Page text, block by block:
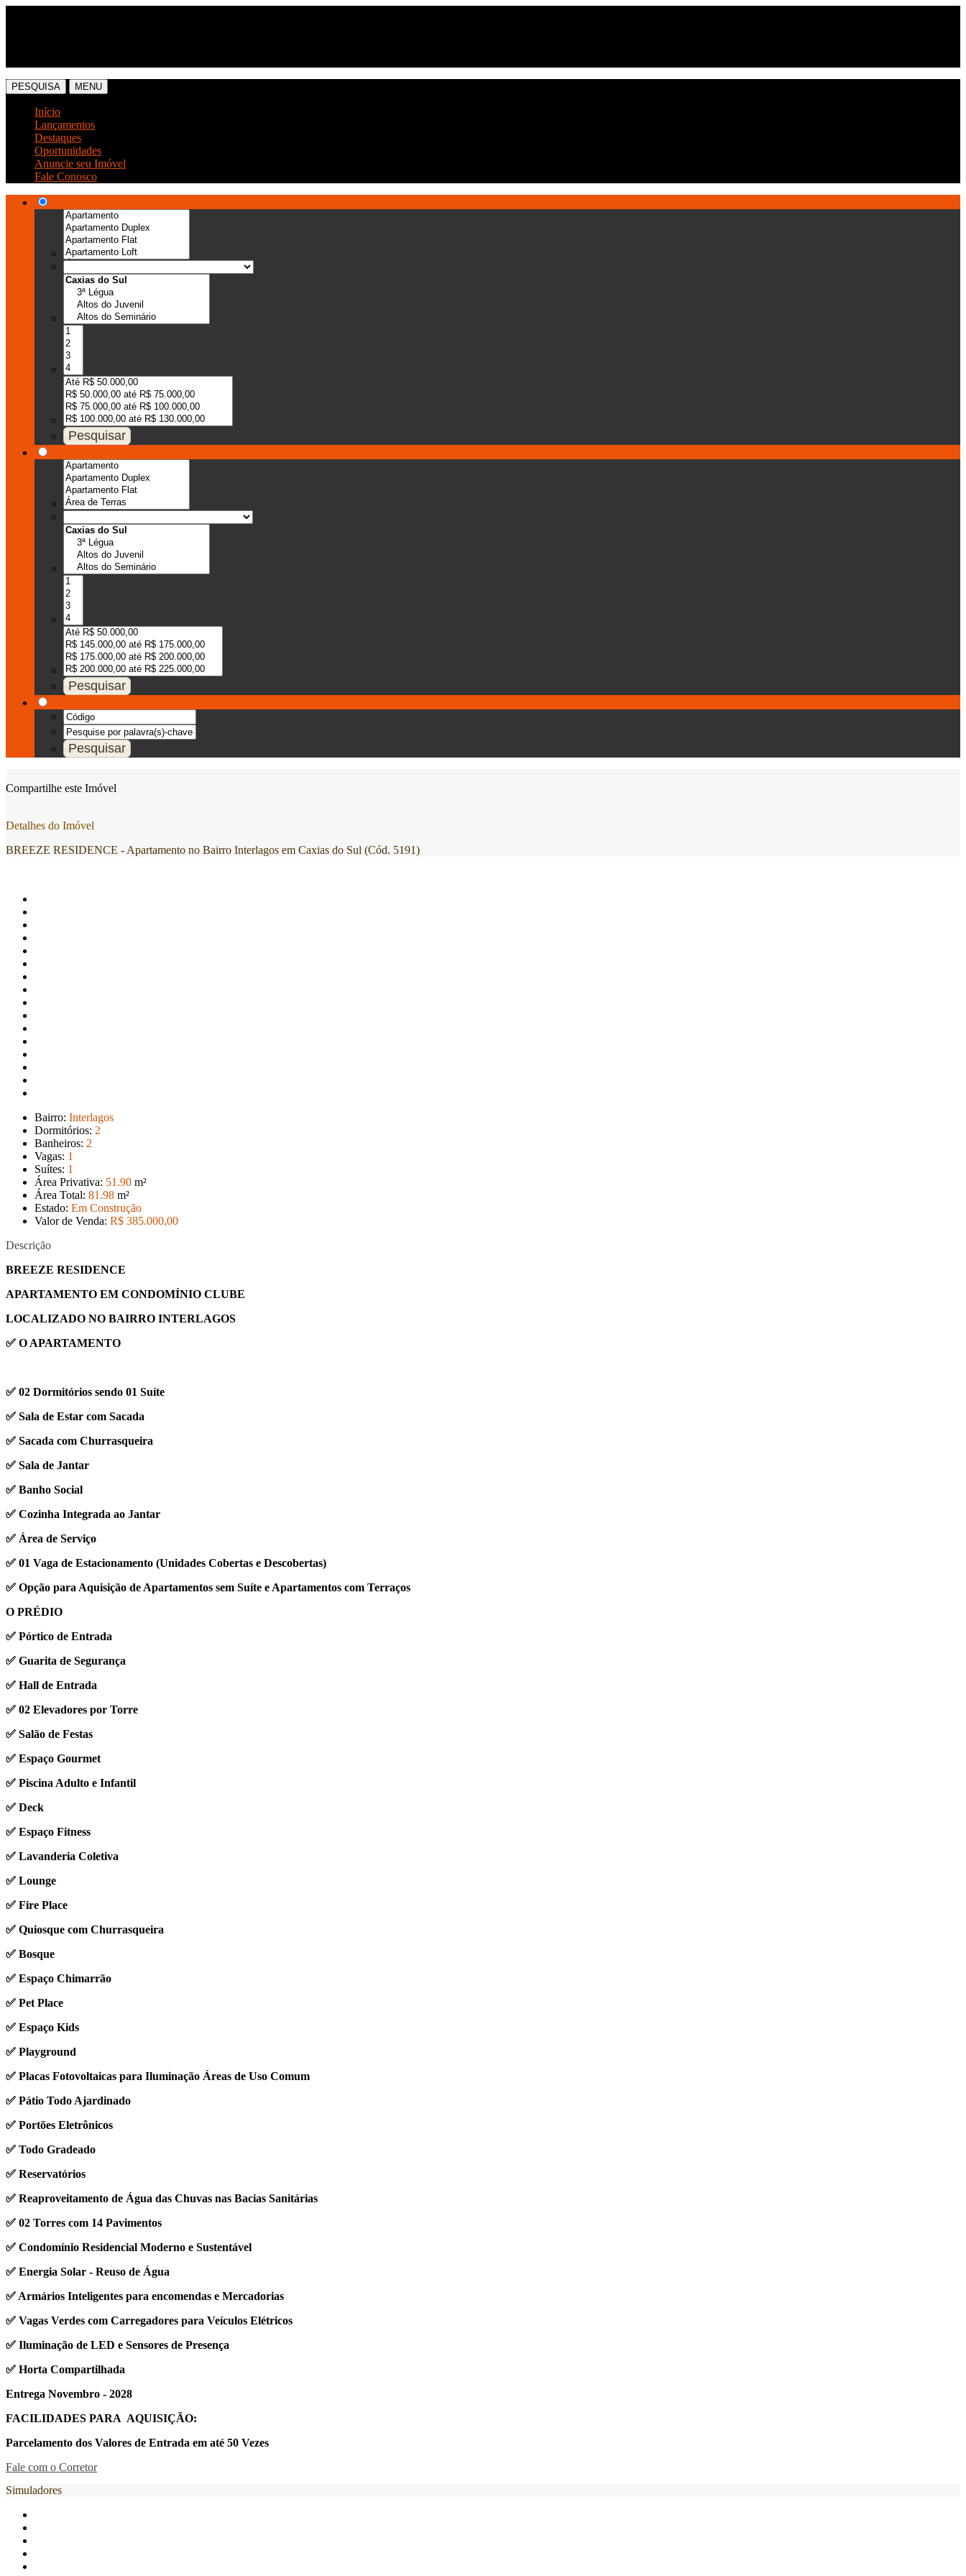
PESQUISA MENU
Início
Lançamentos
Destaques
Oportunidades
Anuncie seu Imóvel
Fale Conosco
Compartilhe este Imóvel
Detalhes do Imóvel
BREEZE RESIDENCE - Apartamento no Bairro Interlagos em Caxias do Sul (Cód. 5191)
Bairro: Interlagos
Dormitórios: 2
Banheiros: 2
Vagas: 1
Suítes: 1
Área Privativa: 51 .90 m²
Área Total: 81 .98 m²
Estado: Em Construção
Valor de Venda: R$ 385.000,00
Descrição
BREEZE RESIDENCE
APARTAMENTO EM CONDOMÍNIO CLUBE
LOCALIZADO NO BAIRRO INTERLAGOS
✅ O APARTAMENTO
✅ 02 Dormitórios sendo 01 Suíte
✅ Sala de Estar com Sacada
✅ Sacada com Churrasqueira
✅ Sala de Jantar
✅ Banho Social
✅ Cozinha Integrada ao Jantar
✅ Área de Serviço
✅ 01 Vaga de Estacionamento (Unidades Cobertas e Descobertas)
✅ Opção para Aquisição de Apartamentos sem Suíte e Apartamentos com Terraços
O PRÉDIO
✅ Pórtico de Entrada
✅ Guarita de Segurança
✅ Hall de Entrada
✅ 02 Elevadores por Torre
✅ Salão de Festas
✅ Espaço Gourmet
✅ Piscina Adulto e Infantil
✅ Deck
✅ Espaço Fitness
✅ Lavanderia Coletiva
✅ Lounge
✅ Fire Place
✅ Quiosque com Churrasqueira
✅ Bosque
✅ Espaço Chimarrão
✅ Pet Place
✅ Espaço Kids
✅ Playground
✅ Placas Fotovoltaicas para Iluminação Áreas de Uso Comum
✅ Pátio Todo Ajardinado
✅ Portões Eletrônicos
✅ Todo Gradeado
✅ Reservatórios
✅ Reaproveitamento de Água das Chuvas nas Bacias Sanitárias
✅ 02 Torres com 14 Pavimentos
✅ Condomínio Residencial Moderno e Sustentável
✅ Energia Solar - Reuso de Água
✅ Armários Inteligentes para encomendas e Mercadorias
✅ Vagas Verdes com Carregadores para Veículos Elétricos
✅ Iluminação de LED e Sensores de Presença
✅ Horta Compartilhada
Entrega Novembro - 2028
FACILIDADES PARA AQUISIÇÃO:
Parcelamento dos Valores de Entrada em até 50 Vezes
Fale com o Corretor
Simuladores